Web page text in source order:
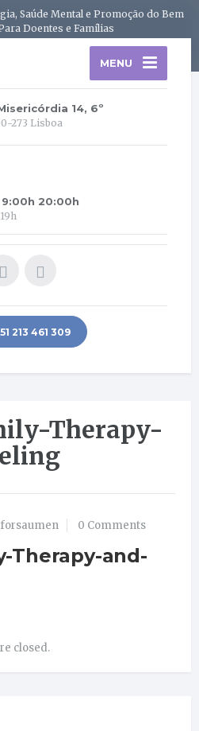
Saúde Mental e Promoção do Bem
Doentes e Famílias
MENU
14, 6º
273 Lisboa
20:00h
213 461 309
Therapy-
0 Comments
Therapy-and-
closed.